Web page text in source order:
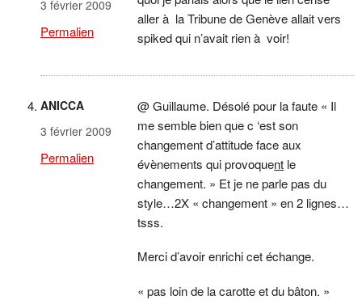
3 février 2009
Permalien
aller à la Tribune de Genève allait vers
spiked qui n’avait rien à voir!
ANICCA
3 février 2009
Permalien
@ Guillaume. Désolé pour la faute « Il
me semble bien que c ‘est son
changement d’attitude face aux
évènements qui provoquent le
changement. » Et je ne parle pas du
style…2X « changement » en 2 lignes…
tsss.
Merci d’avoir enrichi cet échange.
« pas loin de la carotte et du bâton. »